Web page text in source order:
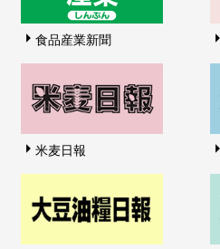
食品産業新聞
米麦日報